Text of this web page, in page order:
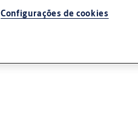
Configurações de cookies